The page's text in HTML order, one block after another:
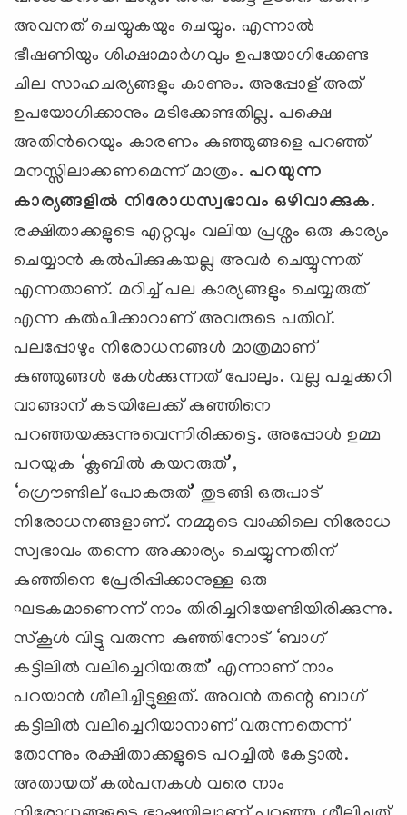
അവനത് ചെയ്യുകയും ചെയ്യും. എന്നാല്‍
ഭീഷണിയും ശിക്ഷാമാര്‍ഗവും ഉപയോഗിക്കേണ്ട
ചില സാഹചര്യങ്ങളും കാണും. അപ്പോള് ‍അത്
ഉപയോഗിക്കാനും മടിക്കേണ്ടതില്ല. പക്ഷെ
അതിന്‍റെയും കാരണം കുഞ്ഞുങ്ങളെ പറഞ്ഞ്
മനസ്സിലാക്കണമെന്ന് മാത്രം. പറയുന്ന
കാര്യങ്ങളില്‍ നിരോധസ്വഭാവം ഒഴിവാക്കുക.
രക്ഷിതാക്കളുടെ എറ്റവും വലിയ പ്രശ്നം ഒരു കാര്യം
ചെയ്യാന്‍ കല്‍പിക്കുകയല്ല അവര്‍ ചെയ്യുന്നത്
എന്നതാണ്. മറിച്ച് പല കാര്യങ്ങളും ചെയ്യരുത്
എന്ന കല്‍പിക്കാറാണ് അവരുടെ പതിവ്.
പലപ്പോഴും നിരോധനങ്ങള്‍ മാത്രമാണ്
കുഞ്ഞുങ്ങള്‍ കേള്‍ക്കുന്നത് പോലും. വല്ല പച്ചക്കറി
വാങ്ങാന് കടയിലേക്ക് കുഞ്ഞിനെ
പറഞ്ഞയക്കുന്നുവെന്നിരിക്കട്ടെ. അപ്പോള്‍ ഉമ്മ
പറയുക ‘ക്ലബില്‍ കയറരുത്’,
‘ഗ്രൌണ്ടില് ‍പോകരുത്’ തുടങ്ങി ഒരുപാട്
നിരോധനങ്ങളാണ്. നമ്മുടെ വാക്കിലെ നിരോധ
സ്വഭാവം തന്നെ അക്കാര്യം ചെയ്യുന്നതിന്
കുഞ്ഞിനെ പ്രേരിപ്പിക്കാനുള്ള ഒരു
ഘടകമാണെന്ന് നാം തിരിച്ചറിയേണ്ടിയിരിക്കുന്നു.
സ്കൂള്‍ വിട്ടു വരുന്ന കുഞ്ഞിനോട് ‘ബാഗ്
കട്ടിലില്‍ വലിച്ചെറിയരുത്’ എന്നാണ് നാം
പറയാന്‍ ശീലിച്ചിട്ടുള്ളത്. അവന്‍ തന്റെ ബാഗ്
കട്ടിലില്‍ വലിച്ചെറിയാനാണ് വരുന്നതെന്ന്
തോന്നും രക്ഷിതാക്കളുടെ പറച്ചില്‍ കേട്ടാല്‍.
അതായത് കല്‍പനകള്‍ വരെ നാം